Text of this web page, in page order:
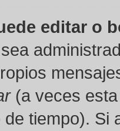
editar o
(a veces esta
tiempo). Si